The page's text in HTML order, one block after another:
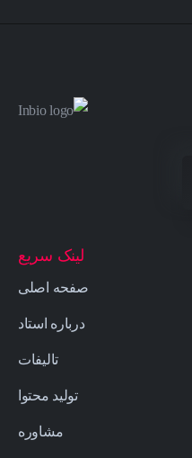
لینک سریع
صفحه اصلی
درباره استاد
تالیفات
تولید محتوا
مشاوره